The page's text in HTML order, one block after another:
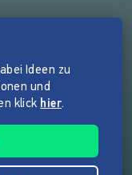
und
Ideen zu
und
klick hier.